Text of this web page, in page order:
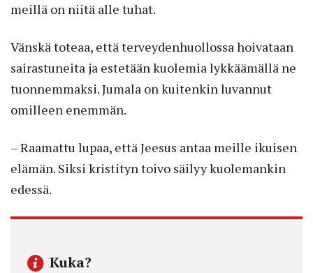
meillä on niitä alle tuhat.
Vänskä toteaa, että terveydenhuollossa hoivataan
sairastuneita ja estetään kuolemia lykkäämällä ne
tuonnemmaksi. Jumala on kuitenkin luvannut
omilleen enemmän.
– Raamattu lupaa, että Jeesus antaa meille ikuisen
elämän. Siksi kristityn toivo säilyy kuolemankin
edessä.
Kuka?